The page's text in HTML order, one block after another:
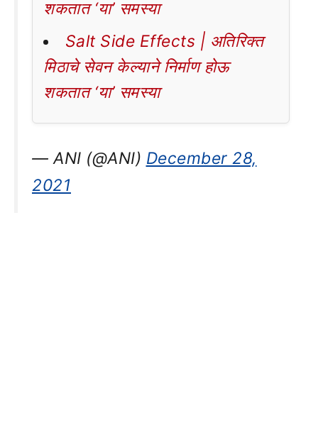
शकतात ‘या’ समस्या
Salt Side Effects | अतिरिक्त
मिठाचे सेवन केल्याने निर्माण होऊ
शकतात ‘या’ समस्या
— ANI (@ANI) December 28,
2021